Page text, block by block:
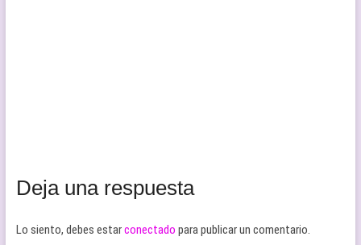
Deja una respuesta
Lo siento, debes estarconectado para publicar un comentario.